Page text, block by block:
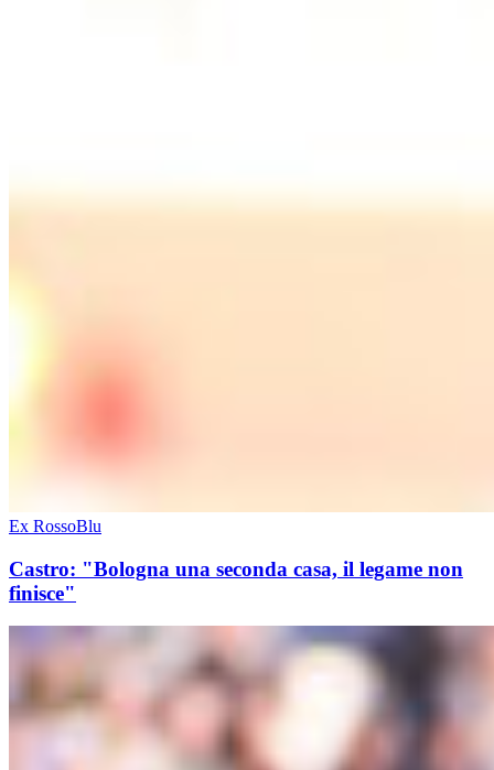
Ex RossoBlu
Castro: "Bologna una seconda casa, il legame non
finisce"